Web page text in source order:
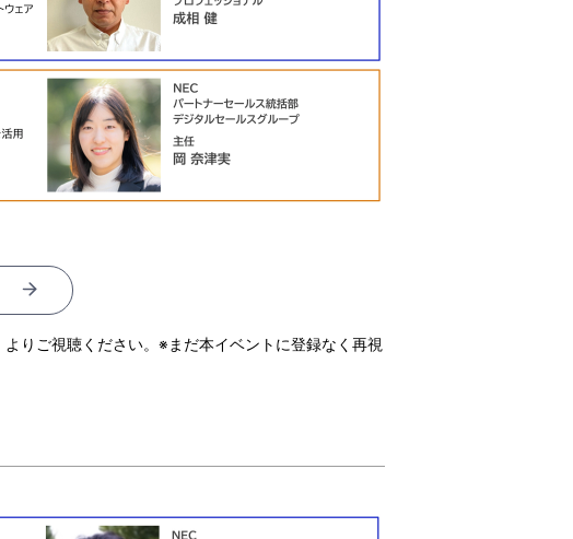
よりご視聴ください。 ※まだ本イベントに登録なく再視